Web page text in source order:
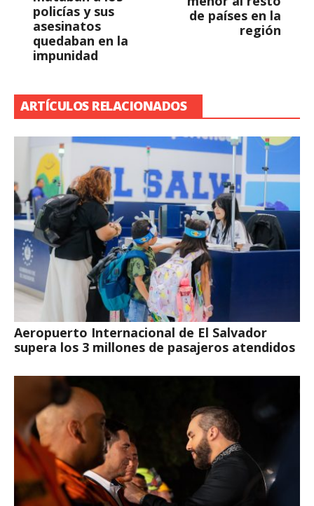
policías y sus
asesinatos
quedaban en la
impunidad
de países en la
región
ARTÍCULOS RELACIONADOS
Aeropuerto Internacional de El Salvador
supera los 3 millones de pasajeros atendidos